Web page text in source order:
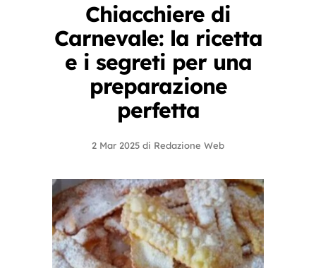
Chiacchiere di
Carnevale: la ricetta
e i segreti per una
preparazione
perfetta
2 Mar 2025 di Redazione Web